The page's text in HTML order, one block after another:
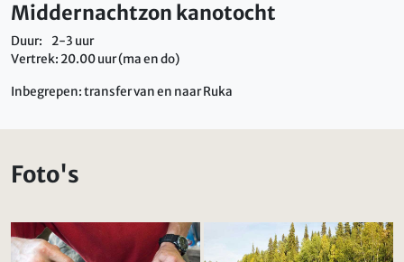
Middernachtzon kanotocht
Duur: 2-3 uur
Vertrek: 20.00 uur (ma en do)
Inbegrepen: transfer van en naar Ruka
Foto's